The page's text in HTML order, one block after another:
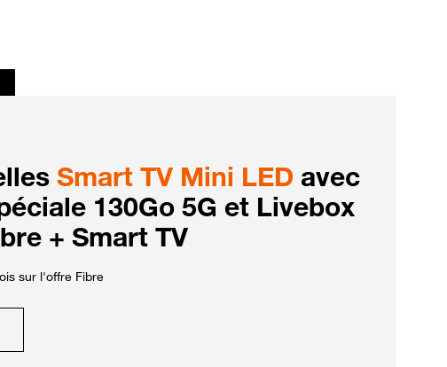
Smart TV Mini LED avec
130Go 5G et Livebox
+ Smart TV
sur l'offre Fibre